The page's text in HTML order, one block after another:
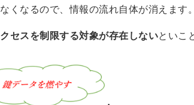
くなるので、情報の流れ自体が消えます。
セスを制限する対象が存在しないといこ